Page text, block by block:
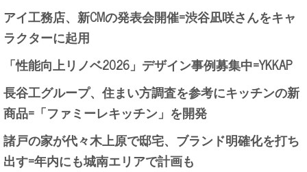
アイ工務店、新CMの発表会開催=渋谷凪咲さんをキャ
ラクターに起用
「性能向上リノベ2026」デザイン事例募集中=YKKAP
長谷工グループ、住まい方調査を参考にキッチンの新
商品=「ファミーレキッチン」を開発
諸戸の家が代々木上原で邸宅、ブランド明確化を打ち
出す=年内にも城南エリアで計画も